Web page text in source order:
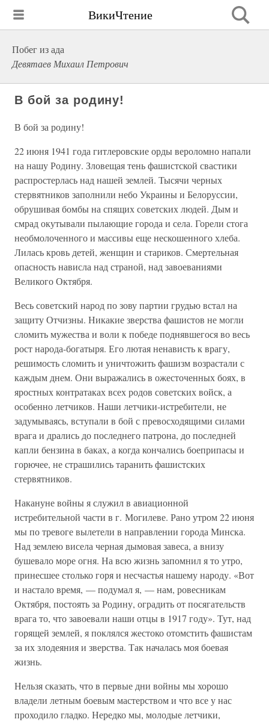
ВикиЧтение
Побег из ада
Девятаев Михаил Петрович
В бой за родину!
В бой за родину!
22 июня 1941 года гитлеровские орды вероломно напали
на нашу Родину. Зловещая тень фашистской свастики
распростерлась над нашей землей. Тысячи черных
стервятников заполнили небо Украины и Белоруссии,
обрушивая бомбы на спящих советских людей. Дым и
смрад окутывали пылающие города и села. Горели стога
необмолоченного и массивы еще нескошенного хлеба.
Лилась кровь детей, женщин и стариков. Смертельная
опасность нависла над страной, над завоеваниями
Великого Октября.
Весь советский народ по зову партии грудью встал на
защиту Отчизны. Никакие зверства фашистов не могли
сломить мужества и воли к победе поднявшегося во весь
рост народа-богатыря. Его лютая ненависть к врагу,
решимость сломить и уничтожить фашизм возрастали с
каждым днем. Они выражались в ожесточенных боях, в
яростных контратаках всех родов советских войск, а
особенно летчиков. Наши летчики-истребители, не
задумываясь, вступали в бой с превосходящими силами
врага и дрались до последнего патрона, до последней
капли бензина в баках, а когда кончались боеприпасы и
горючее, не страшились таранить фашистских
стервятников.
Накануне войны я служил в авиационной
истребительной части в г. Могилеве. Рано утром 22 июня
мы по тревоге вылетели в направлении города Минска.
Над землею висела черная дымовая завеса, а внизу
бушевало море огня. На всю жизнь запомнил я то утро,
принесшее столько горя и несчастья нашему народу. «Вот
и настало время, — подумал я, — нам, ровесникам
Октября, постоять за Родину, оградить от посягательств
врага то, что завоевали наши отцы в 1917 году». Тут, над
горящей землей, я поклялся жестоко отомстить фашистам
за их злодеяния и зверства. Так началась моя боевая
жизнь.
Нельзя сказать, что в первые дни войны мы хорошо
владели летным боевым мастерством и что все у нас
проходило гладко. Нередко мы, молодые летчики,